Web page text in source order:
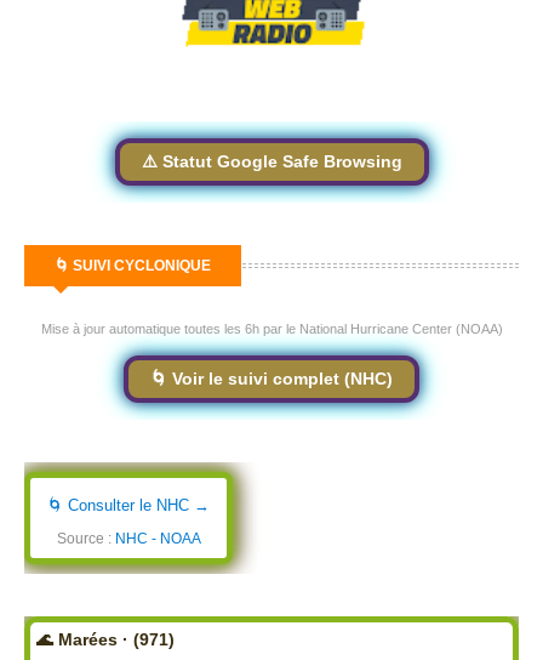
⚠️ Statut Google Safe Browsing
🌀 SUIVI CYCLONIQUE
Mise à jour automatique toutes les 6h par le National Hurricane Center (NOAA)
🌀 Voir le suivi complet (NHC)
🌀 Consulter le NHC →
Source : NHC - NOAA
🌊 Marées · (971)